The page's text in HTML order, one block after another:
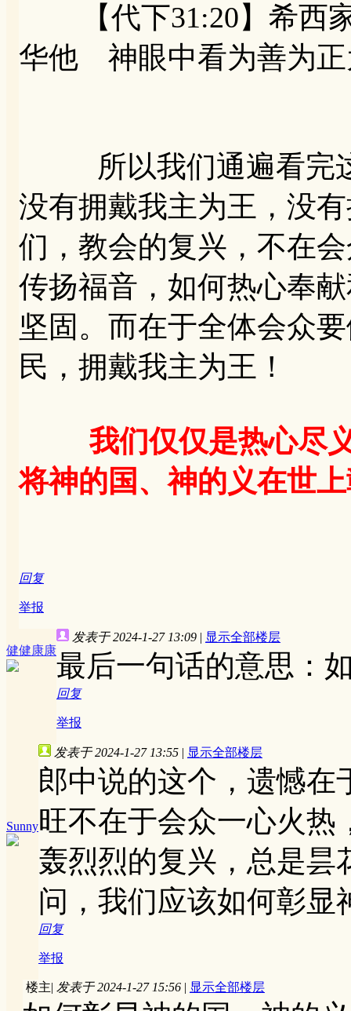
【代下31:20】希西家
华他 神眼中看为善为正
所以我们通遍看完这
没有拥戴我主为王，没
们，教会的复兴，不在
传扬福音，如何热心奉
坚固。而在于全体会众
民，拥戴我主为王！
我们仅仅是热心尽
将神的国、神的义在世
回复
举报
健健康康
发表于 2024-1-27 13:09 | 显示全部楼层
最后一句话的意思：
回复
举报
Sunny
发表于 2024-1-27 13:55 | 显示全部楼层
郎中说的这个，遗憾在
旺不在于会众一心火热
轰烈烈的复兴，总是昙
问，我们应该如何彰显
回复
举报
楼主| 发表于 2024-1-27 15:56 | 显示全部楼层